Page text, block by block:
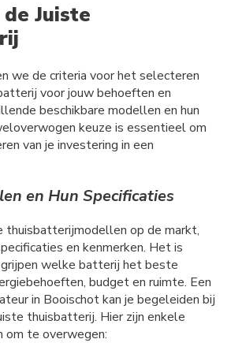
Juiste
we de criteria voor het selecteren
voor jouw behoeften en
beschikbare modellen en hun
keuze is essentieel om
van je investering in een
en Hun Specificaties
thuisbatterijmodellen op de markt,
en kenmerken. Het is
welke batterij het beste
budget en ruimte. Een
in Booischot kan je begeleiden bij
thuisbatterij. Hier zijn enkele
om te overwegen: